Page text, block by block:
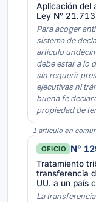
Aplicación del
Ley N°
Para acoger
sistema de
artículo
debe estar a lo
sin requerir
ejecutivas ni
buena fe
propiedad de
1 artículo en
OFICIO N°
Tratamiento
transferencia
UU. a un país
La